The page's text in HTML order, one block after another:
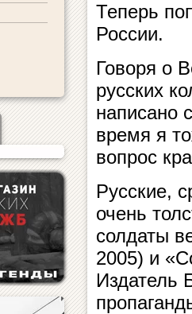
Теперь
России.
Говоря о
русских
написано
время я
вопрос
Русские,
очень
солдаты
2005) и
Издатель